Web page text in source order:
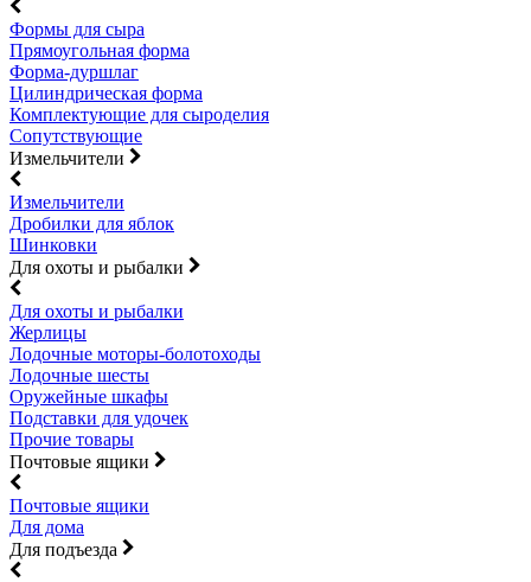
Формы для сыра
Прямоугольная форма
Форма-дуршлаг
Цилиндрическая форма
Комплектующие для сыроделия
Сопутствующие
Измельчители
Измельчители
Дробилки для яблок
Шинковки
Для охоты и рыбалки
Для охоты и рыбалки
Жерлицы
Лодочные моторы-болотоходы
Лодочные шесты
Оружейные шкафы
Подставки для удочек
Прочие товары
Почтовые ящики
Почтовые ящики
Для дома
Для подъезда